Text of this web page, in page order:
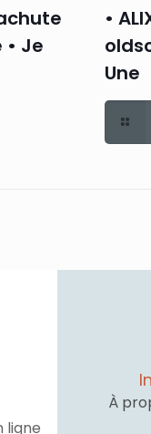
Je
•
Une
ligne
À